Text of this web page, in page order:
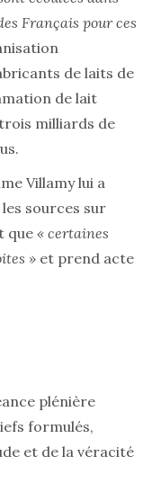
Français pour ces
de laits de
de lait
milliards de
Villamy lui a
sources sur
que « certaines
» et prend acte
plénière
formulés,
et de la véracité